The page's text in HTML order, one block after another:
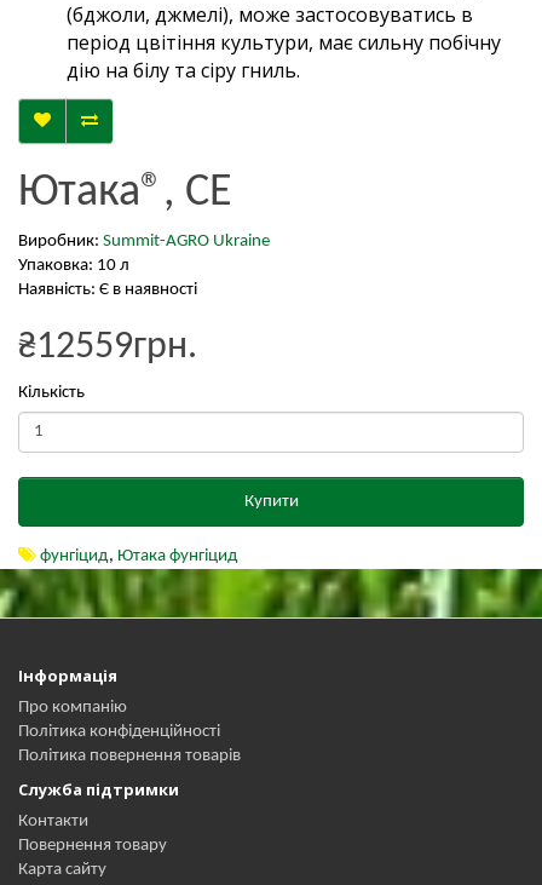
(бджоли, джмелі), може застосовуватись в
період цвітіння культури, має сильну побічну
дію на білу та сіру гниль.
Ютака®, СЕ
Виробник: Summit-AGRO Ukraine
Упаковка: 10 л
Наявність: Є в наявності
₴12559грн.
Кількість
Купити
фунгіцид, Ютака фунгіцид
Інформація
Про компанію
Політика конфіденційності
Політика повернення товарів
Служба підтримки
Контакти
Повернення товару
Карта сайту